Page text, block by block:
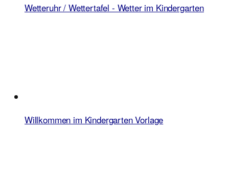
Wetteruhr / Wettertafel - Wetter im Kindergarten
Willkommen im Kindergarten Vorlage